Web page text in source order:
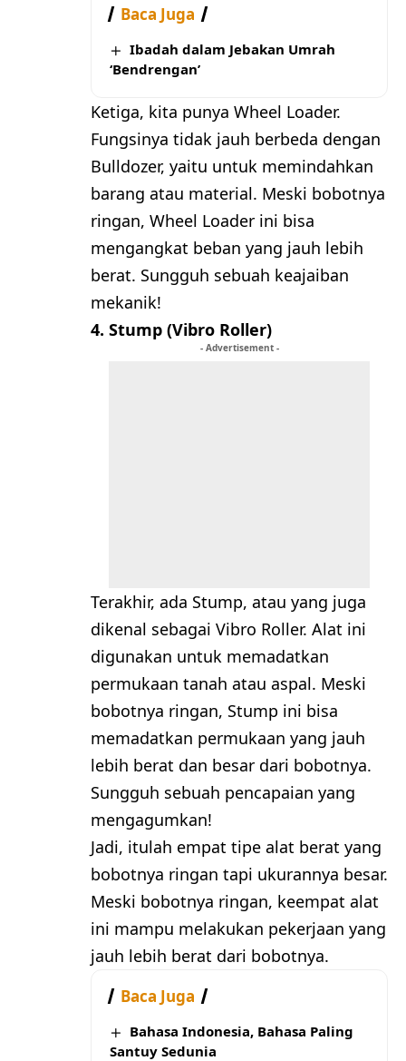
Baca Juga
Ibadah dalam Jebakan Umrah
‘Bendrengan’
Ketiga, kita punya Wheel Loader.
Fungsinya tidak jauh berbeda dengan
Bulldozer, yaitu untuk memindahkan
barang atau material. Meski bobotnya
ringan, Wheel Loader ini bisa
mengangkat beban yang jauh lebih
berat. Sungguh sebuah keajaiban
mekanik!
4. Stump (Vibro Roller)
- Advertisement -
Terakhir, ada Stump, atau yang juga
dikenal sebagai Vibro Roller. Alat ini
digunakan untuk memadatkan
permukaan tanah atau aspal. Meski
bobotnya ringan, Stump ini bisa
memadatkan permukaan yang jauh
lebih berat dan besar dari bobotnya.
Sungguh sebuah pencapaian yang
mengagumkan!
Jadi, itulah empat tipe alat berat yang
bobotnya ringan tapi ukurannya besar.
Meski bobotnya ringan, keempat alat
ini mampu melakukan pekerjaan yang
jauh lebih berat dari bobotnya.
Baca Juga
Bahasa Indonesia, Bahasa Paling
Santuy Sedunia